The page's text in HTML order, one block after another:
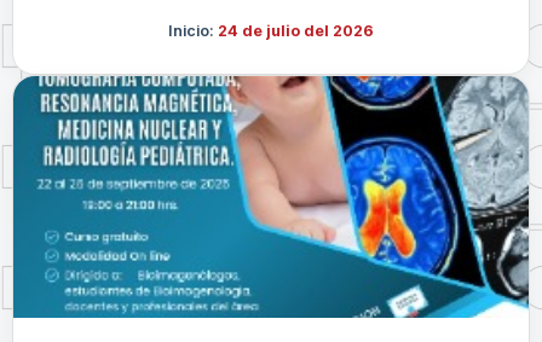
Inicio: 24 de julio del 2026